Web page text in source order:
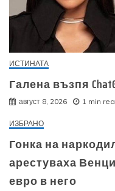
ИСТИНАТА
Галена възпя
август 8, 2026 1 min
ИЗБРАНО
Гонка на
арестуваха Венци
евро в него